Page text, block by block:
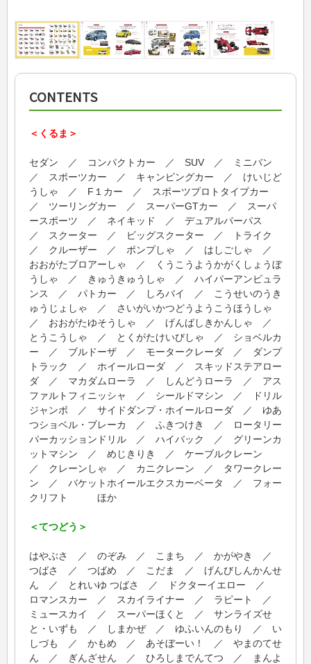
CONTENTS
＜くるま＞
セダン ／ コンパクトカー ／ SUV ／ ミニバン
／ スポーツカー ／ キャンピングカー ／ けいじど
うしゃ ／ F１カー ／ スポーツプロトタイプカー
／ ツーリングカー ／ スーパーGTカー ／ スーパ
ースポーツ ／ ネイキッド ／ デュアルパーパス
／ スクーター ／ ビッグスクーター ／ トライク
／ クルーザー ／ ポンプしゃ ／ はしごしゃ ／
おおがたブロアーしゃ ／ くうこうようかがくしょうぼ
うしゃ ／ きゅうきゅうしゃ ／ ハイパーアンビュラ
ンス ／ パトカー ／ しろバイ ／ こうせいのうき
ゅうじょしゃ ／ さいがいかつどうようこうほうしゃ
／ おおがたゆそうしゃ ／ げんばしきかんしゃ ／
とうこうしゃ ／ とくがたけいびしゃ ／ ショベルカ
ー ／ ブルドーザ ／ モータークレーダ ／ ダンプ
トラック ／ ホイールローダ ／ スキッドステアロー
ダ ／ マカダムローラ ／ しんどうローラ ／ アス
ファルトフィニッシャ ／ シールドマシン ／ ドリル
ジャンボ ／ サイドダンプ・ホイールローダ ／ ゆあ
つショベル・ブレーカ ／ ふきつけき ／ ロータリー
パーカッションドリル ／ ハイバック ／ グリーンカ
ットマシン ／ めじきりき ／ ケーブルクレーン
／ クレーンしゃ ／ カニクレーン ／ タワークレー
ン ／ バケットホイールエクスカーベータ ／ フォー
クリフト ほか
＜てつどう＞
はやぶさ ／ のぞみ ／ こまち ／ かがやき ／
つばさ ／ つばめ ／ こだま ／ げんびしんかんせ
ん ／ とれいゆ つばさ ／ ドクターイエロー ／
ロマンスカー ／ スカイライナー ／ ラピート ／
ミュースカイ ／ スーパーほくと ／ サンライズせ
と・いずも ／ しまかぜ ／ ゆふいんのもり ／ い
しづも ／ かもめ ／ あそぼーい！ ／ やまのてせ
ん ／ ぎんざせん ／ ひろしまでんてつ ／ まんよ